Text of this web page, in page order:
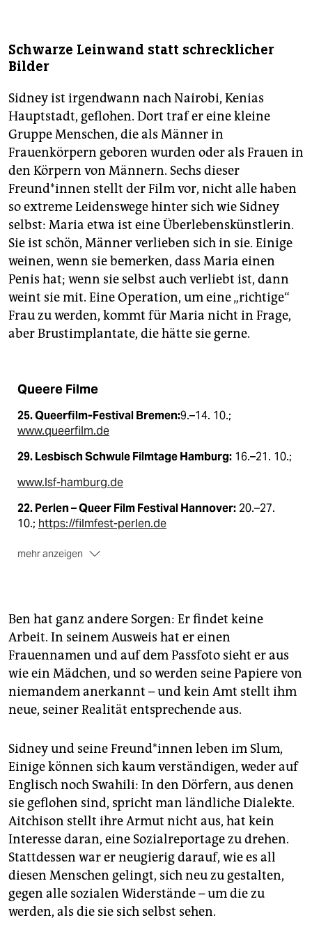
Schwarze Leinwand statt schrecklicher
Bilder
Sidney ist irgendwann nach Nairobi, Kenias
Hauptstadt, geflohen. Dort traf er eine kleine
Gruppe Menschen, die als Männer in
Frauenkörpern geboren wurden oder als Frauen in
den Körpern von Männern. Sechs dieser
Freund*innen stellt der Film vor, nicht alle haben
so extreme Leidenswege hinter sich wie Sidney
selbst: Maria etwa ist eine Überlebenskünstlerin.
Sie ist schön, Männer verlieben sich in sie. Einige
weinen, wenn sie bemerken, dass Maria einen
Penis hat; wenn sie selbst auch verliebt ist, dann
weint sie mit. Eine Operation, um eine „richtige“
Frau zu werden, kommt für Maria nicht in Frage,
aber Brustimplantate, die hätte sie gerne.
Queere Filme
25. Queerfilm-Festival Bremen:9.–14. 10.;
www.queerfilm.de
29. Lesbisch Schwule Filmtage Hamburg: 16.–21. 10.;
www.lsf-hamburg.de
22. Perlen – Queer Film Festival Hannover: 20.–27.
10.; https://filmfest-perlen.de
mehr anzeigen
Ben hat ganz andere Sorgen: Er findet keine
Arbeit. In seinem Ausweis hat er einen
Frauennamen und auf dem Passfoto sieht er aus
wie ein Mädchen, und so werden seine Papiere von
niemandem anerkannt – und kein Amt stellt ihm
neue, seiner Realität entsprechende aus.
Sidney und seine Freund*in­nen leben im Slum,
Einige können sich kaum verständigen, weder auf
Englisch noch Swahili: In den Dörfern, aus denen
sie geflohen sind, spricht man ländliche Dialekte.
Aitchison stellt ihre Armut nicht aus, hat kein
Interesse daran, eine Sozialreportage zu drehen.
Stattdessen war er neugierig darauf, wie es all
diesen Menschen gelingt, sich neu zu gestalten,
gegen alle sozialen Widerstände – um die zu
werden, als die sie sich selbst sehen.